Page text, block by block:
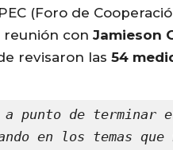
(Foro de
reunión con Jamieson
revisaron las 54
a punto de terminar
en los temas que